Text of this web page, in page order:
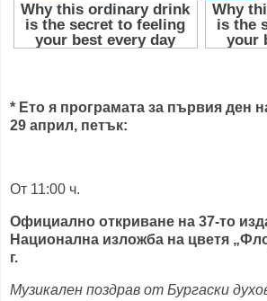
* Ето я програмата за първия ден
29 април, петък:
От 11:00 ч.
Официално откриване на 37-то
Национална изложба на цветя
г.
Музикален поздрав от Бургаски